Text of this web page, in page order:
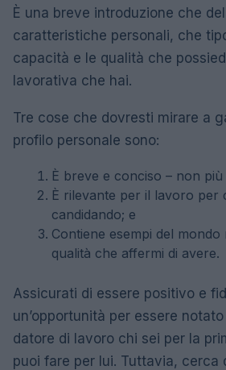
È una breve introduzione che
caratteristiche personali, che
capacità e le qualità che
lavorativa che hai.
Tre cose che dovresti mirare a
profilo personale sono:
È breve e conciso – non
È rilevante per il lavoro per
candidando; e
Contiene esempi del
qualità che affermi di avere.
Assicurati di essere positivo e
un’opportunità per essere
datore di lavoro chi sei per la
puoi fare per lui. Tuttavia, cerca